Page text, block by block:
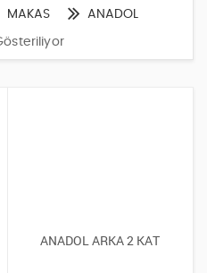
MAKAS ANADOL
ANADOL ARKA 2 KAT